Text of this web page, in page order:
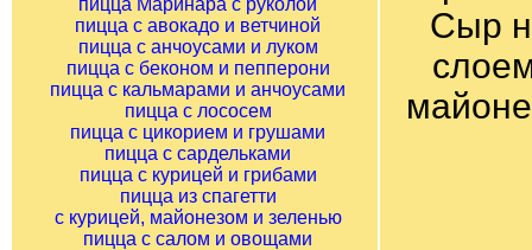
пицца Маринара с руколой
пицца с авокадо и ветчиной
пицца с анчоусами и луком
пицца с беконом и пепперони
пицца с кальмарами и анчоусами
пицца с лососем
пицца с цикорием и грушами
пицца с сардельками
пицца с курицей и грибами
пицца из спагетти
с курицей, майонезом и зеленью
пицца с салом и овощами
Сыр